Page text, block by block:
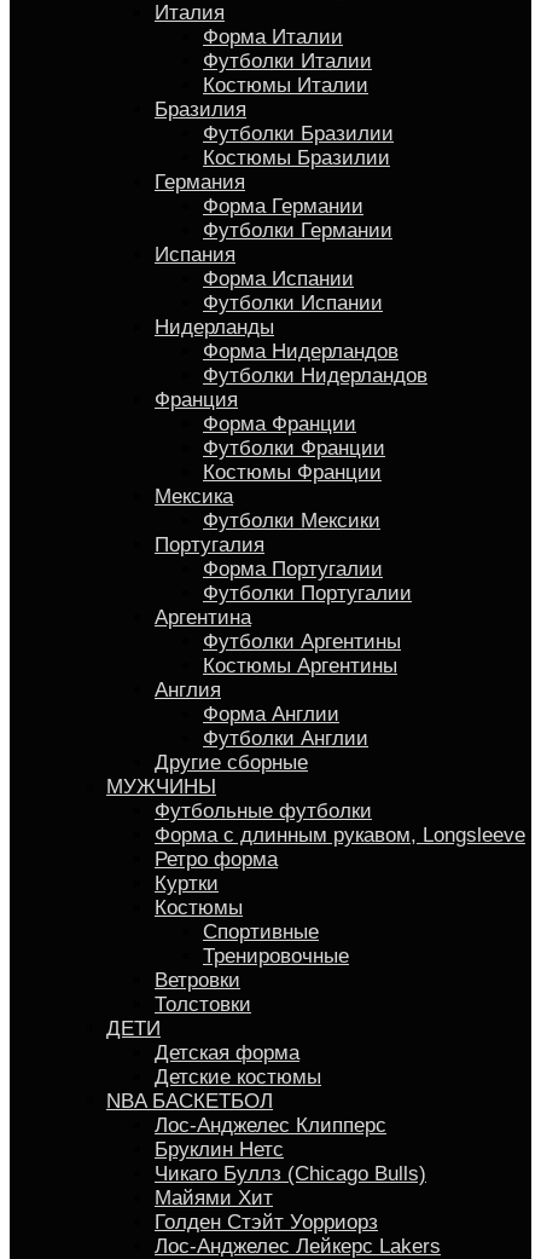
Италия
Форма Италии
Футболки Италии
Костюмы Италии
Бразилия
Футболки Бразилии
Костюмы Бразилии
Германия
Форма Германии
Футболки Германии
Испания
Форма Испании
Футболки Испании
Нидерланды
Форма Нидерландов
Футболки Нидерландов
Франция
Форма Франции
Футболки Франции
Костюмы Франции
Мексика
Футболки Мексики
Португалия
Форма Португалии
Футболки Португалии
Аргентина
Футболки Аргентины
Костюмы Аргентины
Англия
Форма Англии
Футболки Англии
Другие сборные
МУЖЧИНЫ
Футбольные футболки
Форма с длинным рукавом, Longsleeve
Ретро форма
Куртки
Костюмы
Спортивные
Тренировочные
Ветровки
Толстовки
ДЕТИ
Детская форма
Детские костюмы
NBA БАСКЕТБОЛ
Лос-Анджелес Клипперс
Бруклин Нетс
Чикаго Буллз (Chicago Bulls)
Майями Хит
Голден Стэйт Уорриорз
Лос-Анджелес Лейкерс Lakers